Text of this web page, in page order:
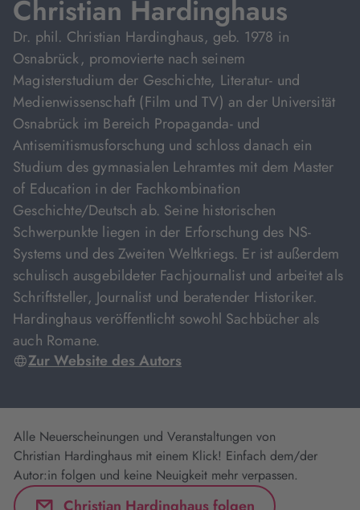
Christian Hardinghaus
Dr. phil. Christian Hardinghaus, geb. 1978 in
Osnabrück, promovierte nach seinem
Magisterstudium der Geschichte, Literatur- und
Medienwissenschaft (Film und TV) an der Universität
Osnabrück im Bereich Propaganda- und
Antisemitismusforschung und schloss danach ein
Studium des gymnasialen Lehramtes mit dem Master
of Education in der Fachkombination
Geschichte/Deutsch ab. Seine historischen
Schwerpunkte liegen in der Erforschung des NS-
Systems und des Zweiten Weltkriegs. Er ist außerdem
schulisch ausgebildeter Fachjournalist und arbeitet als
Schriftsteller, Journalist und beratender Historiker.
Hardinghaus veröffentlicht sowohl Sachbücher als
auch Romane.
Zur Website des Autors
Alle Neuerscheinungen und Veranstaltungen von
Christian Hardinghaus mit einem Klick! Einfach dem/der
Autor:in folgen und keine Neuigkeit mehr verpassen.
Christian Hardinghaus folgen